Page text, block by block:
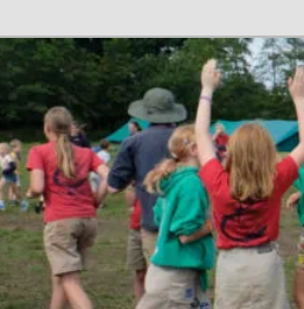
Chiro Bethanie